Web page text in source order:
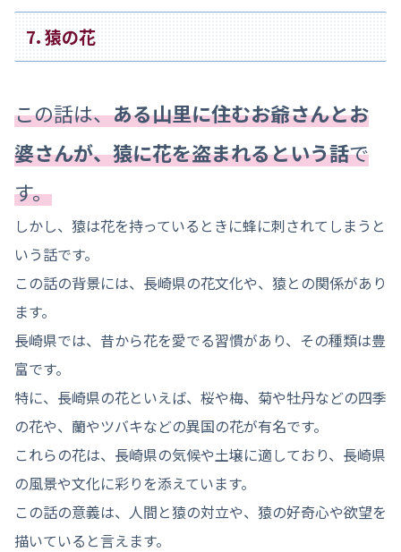
7. 猿の花
この話は、ある山里に住むお爺さんとお
婆さんが、猿に花を盗まれるという話で
す。
しかし、猿は花を持っているときに蜂に刺されてしまうと
いう話です。
この話の背景には、長崎県の花文化や、猿との関係があり
ます。
長崎県では、昔から花を愛でる習慣があり、その種類は豊
富です。
特に、長崎県の花といえば、桜や梅、菊や牡丹などの四季
の花や、蘭やツバキなどの異国の花が有名です。
これらの花は、長崎県の気候や土壌に適しており、長崎県
の風景や文化に彩りを添えています。
この話の意義は、人間と猿の対立や、猿の好奇心や欲望を
描いていると言えます。